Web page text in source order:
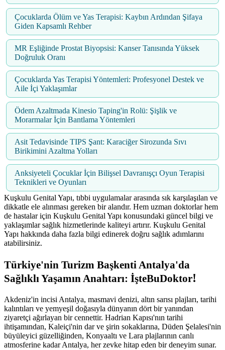
Çocuklarda Ölüm ve Yas Terapisi: Kaybın Ardından Şifaya
Giden Kapsamlı Rehber
MR Eşliğinde Prostat Biyopsisi: Kanser Tanısında Yüksek
Doğruluk Oranı
Çocuklarda Yas Terapisi Yöntemleri: Profesyonel Destek ve
Aile İçi Yaklaşımlar
Ödem Azaltmada Kinesio Taping'in Rolü: Şişlik ve
Morarmalar İçin Bantlama Yöntemleri
Asit Tedavisinde TIPS Şant: Karaciğer Sirozunda Sıvı
Birikimini Azaltma Yolları
Anksiyeteli Çocuklar İçin Bilişsel Davranışçı Oyun Terapisi
Teknikleri ve Oyunları
Kuşkulu Genital Yapı, tıbbi uygulamalar arasında sık karşılaşılan ve
dikkatle ele alınması gereken bir alandır. Hem uzman doktorlar hem
de hastalar için Kuşkulu Genital Yapı konusundaki güncel bilgi ve
yaklaşımlar sağlık hizmetlerinde kaliteyi artırır. Kuşkulu Genital
Yapı hakkında daha fazla bilgi edinerek doğru sağlık adımlarını
atabilirsiniz.
Türkiye'nin Turizm Başkenti Antalya'da
Sağlıklı Yaşamın Anahtarı: İşteBuDoktor!
Akdeniz'in incisi Antalya, masmavi denizi, altın sarısı plajları, tarihi
kalıntıları ve yemyeşil doğasıyla dünyanın dört bir yanından
ziyaretçi ağırlayan bir cennettir. Hadrian Kapısı'nın tarihi
ihtişamından, Kaleiçi'nin dar ve şirin sokaklarına, Düden Şelalesi'nin
büyüleyici güzelliğinden, Konyaaltı ve Lara plajlarının canlı
atmosferine kadar Antalya, her zevke hitap eden bir deneyim sunar.